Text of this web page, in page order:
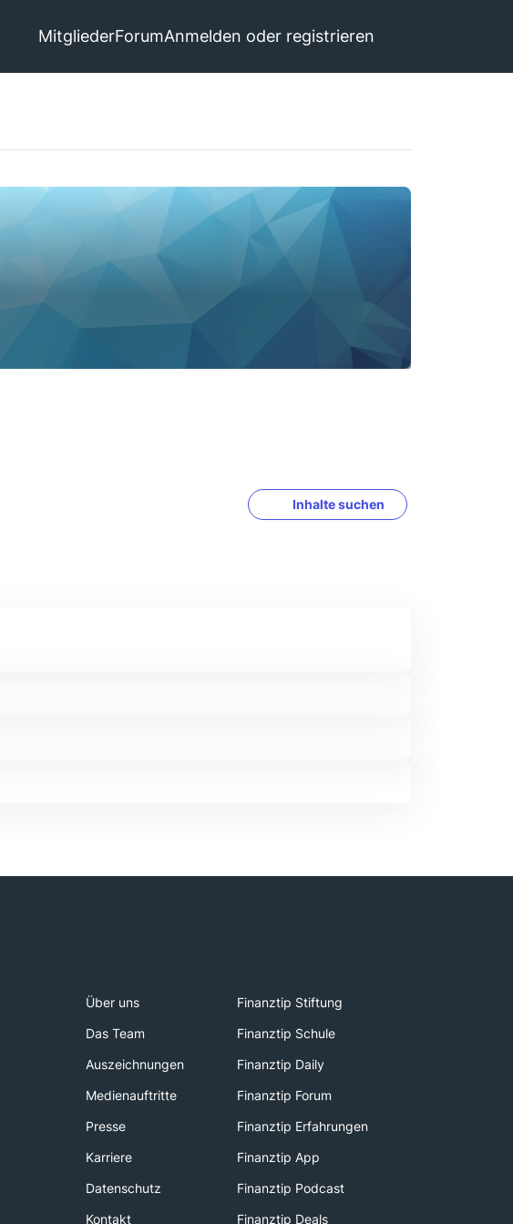
MitgliederForumAnmelden oder registrieren
Inhalte suchen
Über uns
Finanztip Stiftung
Das Team
Finanztip Schule
Auszeichnungen
Finanztip Daily
Medienauftritte
Finanztip Forum
Presse
Finanztip Erfahrungen
Karriere
Finanztip App
Datenschutz
Finanztip Podcast
Kontakt
Finanztip Deals